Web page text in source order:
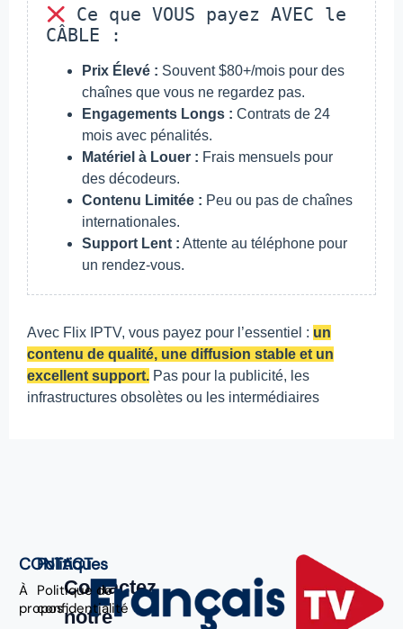
Ce que VOUS payez AVEC le
CÂBLE :
Prix Élevé : Souvent $80+/mois pour des
chaînes que vous ne regardez pas.
Engagements Longs : Contrats de 24
mois avec pénalités.
Matériel à Louer : Frais mensuels pour
des décodeurs.
Contenu Limitée : Peu ou pas de chaînes
internationales.
Support Lent : Attente au téléphone pour
un rendez-vous.
Avec Flix IPTV, vous payez pour l’essentiel : un
contenu de qualité, une diffusion stable et un
excellent support. Pas pour la publicité, les
infrastructures obsolètes ou les intermédiaires
CONTACT
À
propos
Politiques
Politique de
confidentialité
Contactez
notre